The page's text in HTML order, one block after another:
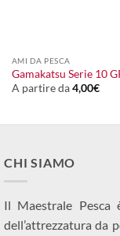
AMI DA PESCA
Gamakatsu Serie 10
A partire da4,00€
CHI SIAMO
Il Maestrale Pesca
dell’attrezzatura da